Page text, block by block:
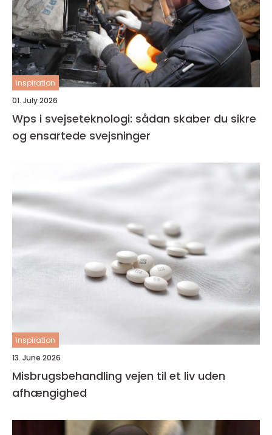
inspiration
01. July 2026
Wps i svejseteknologi: sådan skaber du sikre
og ensartede svejsninger
inspiration
13. June 2026
Misbrugsbehandling vejen til et liv uden
afhængighed